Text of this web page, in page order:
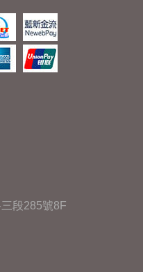
段285號8F